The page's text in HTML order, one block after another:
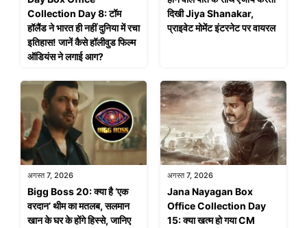
Collection Day 8: टॉम
हॉलैंड ने भारत ही नहीं दुनिया में रचा
इतिहास! जानें कैसे हॉलीवुड फिल्म
ऑडियंस ने लगाई आग?
दिखी Jiya Shanakar,
प्राइवेट मोमेंट इंटरनेट पर वायरल
अगस्त 7, 2026
Bigg Boss 20: क्या है ‘एक
वरदान’ थीम का मतलब, सलमान
खान के घर के होंगे हिस्से, जानिए
अगस्त 7, 2026
Jana Nayagan Box
Office Collection Day
15: क्या खत्म हो गया CM